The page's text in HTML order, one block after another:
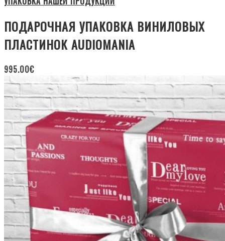
ПОДАРОЧНАЯ УПАКОВКА ВИНИЛОВЫХ
ПЛАСТИНОК AUDIOMANIA
995.00€